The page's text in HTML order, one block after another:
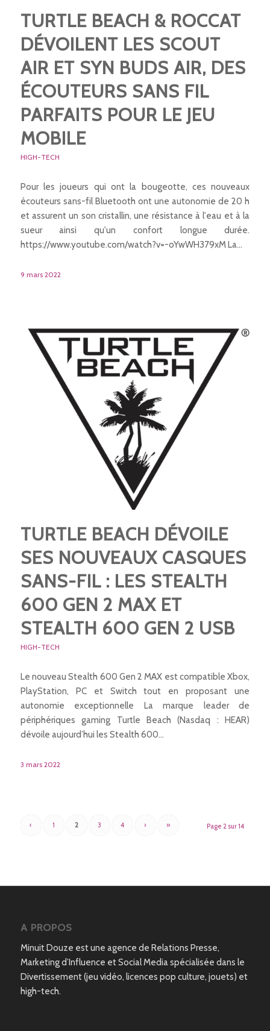
TURTLE BEACH & ROCCAT
DÉVOILENT LES SCOUT
AIR ET SYN BUDS AIR, DES
ÉCOUTEURS SANS FIL
PARFAITS POUR LE JEU
MOBILE
HIGH-TECH
Pour les joueurs qui ont la bougeotte, ces nouveaux
écouteurs sans-fil Bluetooth ont une autonomie de 20 h
et assurent un son cristallin, une résistance à l'eau et à la
sueur ainsi qu'un confort longue durée.
https://www.youtube.com/watch?v=-oYwWH379xM La…
9 mars 2022
TURTLE BEACH DÉVOILE
SES NOUVEAUX CASQUES
SANS-FIL : LES STEALTH
600 GEN 2 MAX ET
STEALTH 600 GEN 2 USB
HIGH-TECH
Le nouveau Stealth 600 Gen 2 MAX est compatible Xbox,
PlayStation, PC et Switch tout en proposant une
autonomie exceptionnelle La marque leader de
périphériques gaming Turtle Beach (Nasdaq : HEAR)
dévoile aujourd’hui les Stealth 600…
3 mars 2022
Page 2 sur 14
‹ 1 2 3 4 › »
A PROPOS
Minuit Douze est une agence de Relations Presse,
Marketing d’Influence et Social Media spécialisée dans le
Divertissement (jeu vidéo, licences pop culture, jouets) et
high-tech.